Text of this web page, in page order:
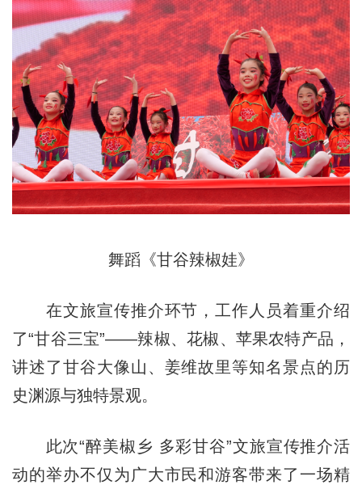
舞蹈《甘谷辣椒娃》
在文旅宣传推介环节，工作人员着重介绍
了“甘谷三宝”——辣椒、花椒、苹果农特产品，
讲述了甘谷大像山、姜维故里等知名景点的历
史渊源与独特景观。
此次“醉美椒乡 多彩甘谷”文旅宣传推介活
动的举办不仅为广大市民和游客带来了一场精